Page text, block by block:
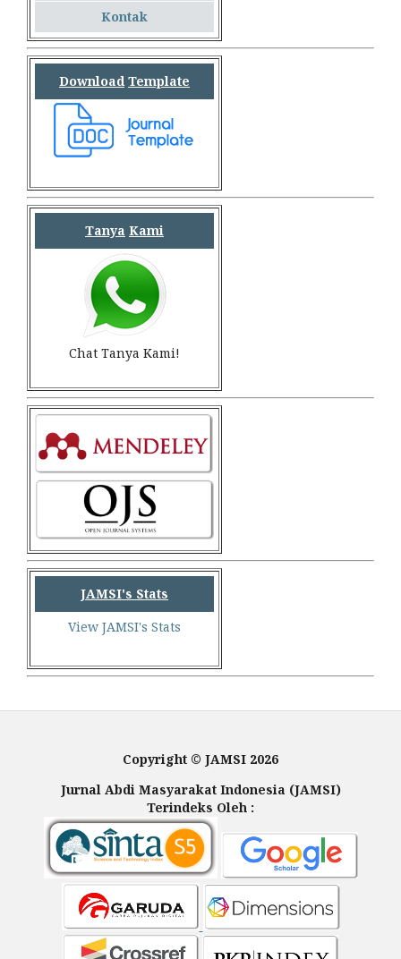
Kontak
Download Template
Tanya Kami
Chat Tanya Kami!
JAMSI's Stats
View JAMSI's Stats
Copyright © JAMSI 2026
Jurnal Abdi Masyarakat Indonesia (JAMSI)
Terindeks Oleh :